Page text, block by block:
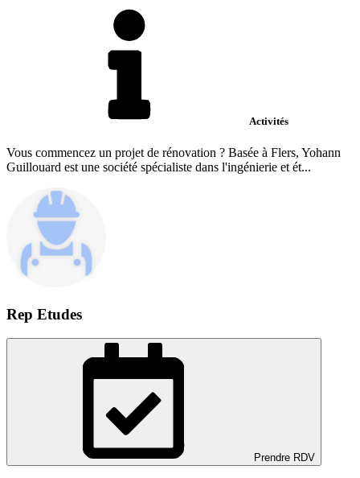
Activités
Vous commencez un projet de rénovation ? Basée à Flers, Yohann
Guillouard est une société spécialiste dans l'ingénierie et ét...
Rep Etudes
Prendre RDV